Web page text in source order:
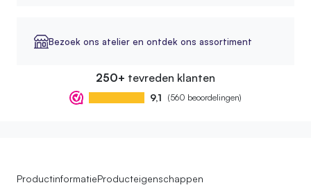
Bezoek ons atelier en ontdek ons assortiment
250+ tevreden klanten
9,1 (560 beoordelingen)
ProductinformatieProducteigenschappen